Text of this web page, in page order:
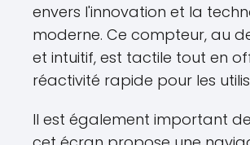
envers l'innovation et la
moderne. Ce compteur, au
et intuitif, est tactile tout en
réactivité rapide pour les
Il est également important